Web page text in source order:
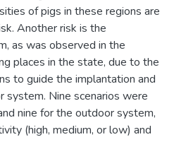
of pigs in these regions are
Another risk is the
as was observed in the
places in the state, due to the
to guide the implantation and
Nine scenarios were
nine for the outdoor system,
(high, medium, or low) and